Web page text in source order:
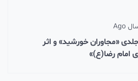
از مجموعه ۱۷ جلدی «مجاوران خورشید» و اثر
امام رضا(ع)»